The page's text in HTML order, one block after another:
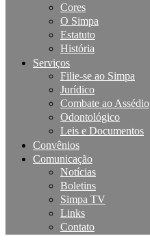
Cores
O Simpa
Estatuto
História
Serviços
Filie-se ao Simpa
Jurídico
Combate ao Assédio
Odontológico
Leis e Documentos
Convênios
Comunicação
Notícias
Boletins
Simpa TV
Links
Contato